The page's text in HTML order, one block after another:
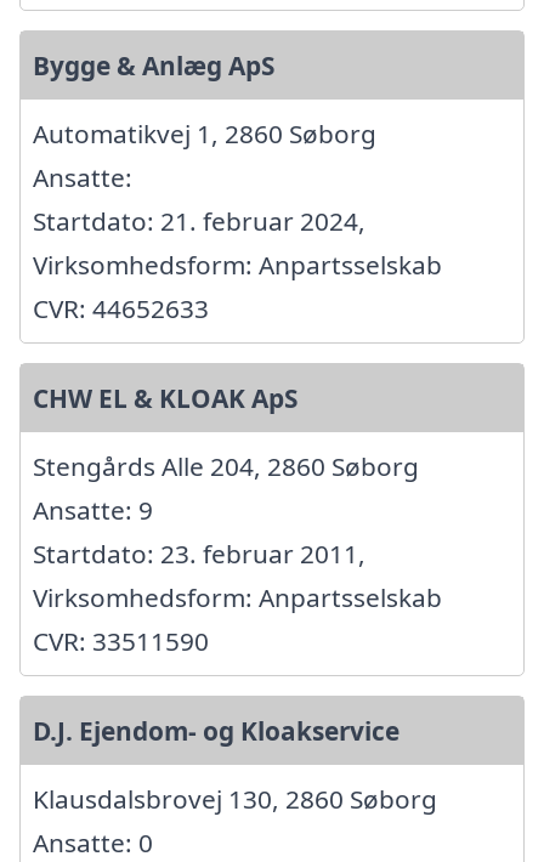
Bygge & Anlæg ApS
Automatikvej 1, 2860 Søborg
Ansatte:
Startdato: 21. februar 2024,
Virksomhedsform: Anpartsselskab
CVR: 44652633
CHW EL & KLOAK ApS
Stengårds Alle 204, 2860 Søborg
Ansatte: 9
Startdato: 23. februar 2011,
Virksomhedsform: Anpartsselskab
CVR: 33511590
D.J. Ejendom- og Kloakservice
Klausdalsbrovej 130, 2860 Søborg
Ansatte: 0